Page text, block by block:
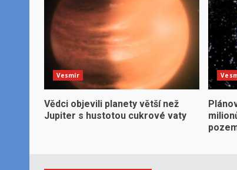
Vesmír
Vědci objevili planety větší než
Jupiter s hustotou cukrové vaty